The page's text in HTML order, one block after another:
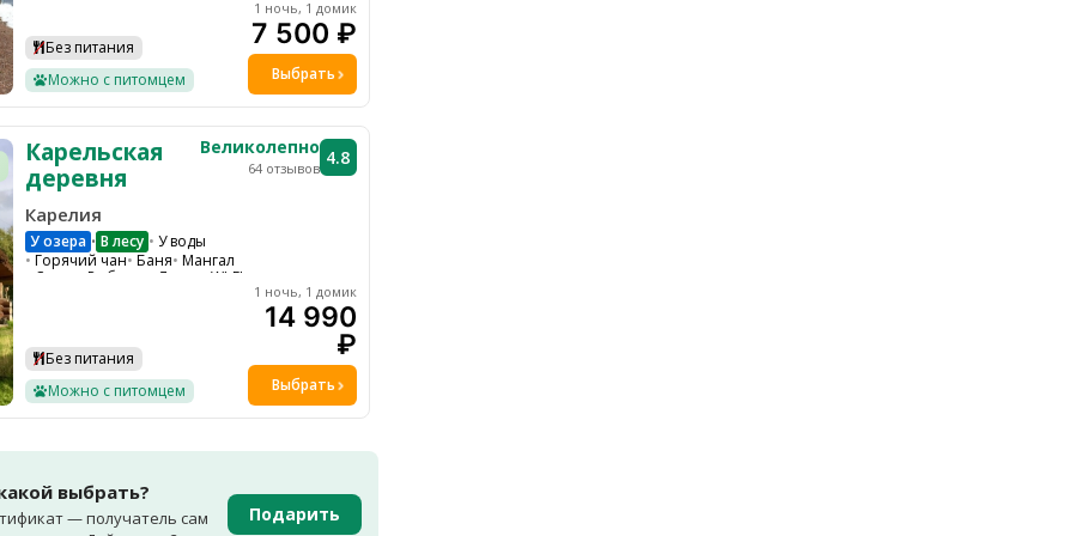
Без питания
Можно с питомцем
1 ночь, 1 домик
7 500 ₽
Выбрать
Великолепно
64 отзывов 4.8
Карельская
деревня
Карелия
У озера • В лесу
У воды
Горячий чан Баня Мангал
Сауна
Рыбалка Лодка
WI-FI
Снегоходы
Подходит для проведения мероприятий
Без питания
Можно с питомцем
1 ночь, 1 домик
14 990
₽
Выбрать
выбрать?
— получатель сам
Подарить